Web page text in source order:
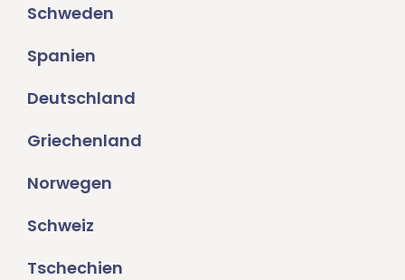
Schweden
Spanien
Deutschland
Griechenland
Norwegen
Schweiz
Tschechien